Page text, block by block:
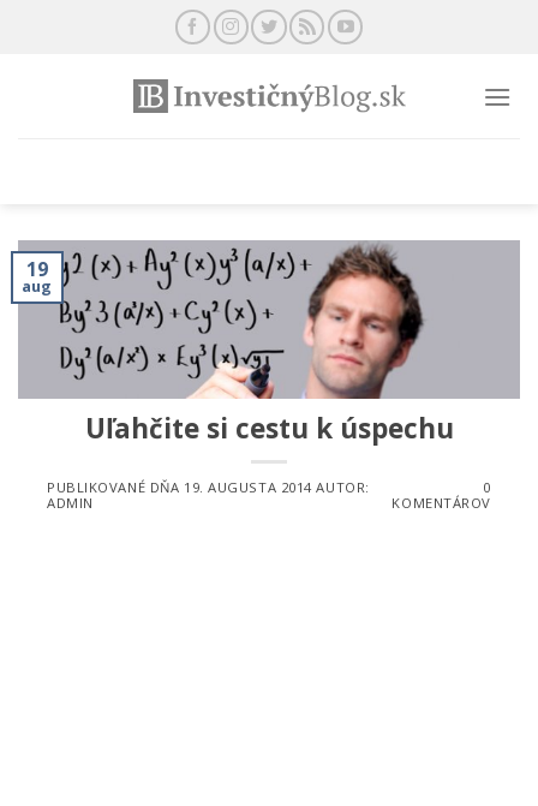
19
aug
Uľahčite si cestu k úspechu
PUBLIKOVANÉ DŇA 19. AUGUSTA 2014AUTOR:
ADMIN
0
KOMENTÁROV